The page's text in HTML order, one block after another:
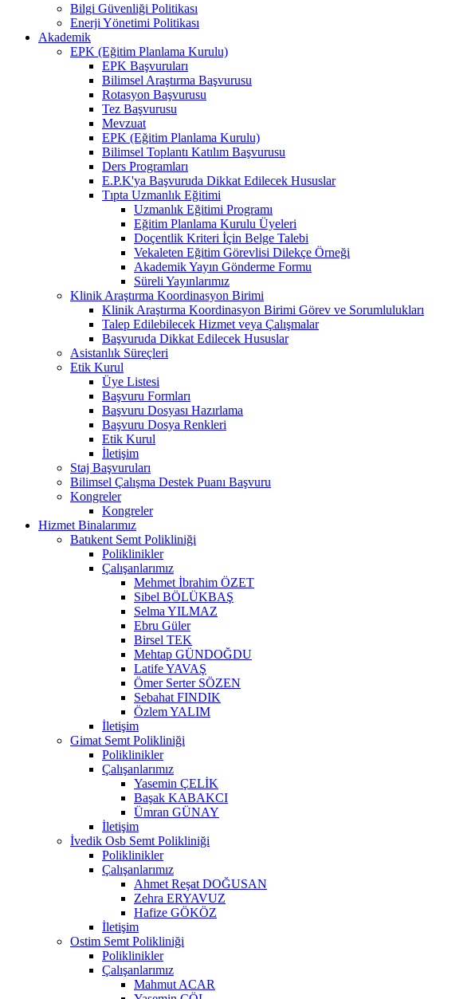
Bilgi Güvenliği Politikası
Enerji Yönetimi Politikası
Akademik
EPK (Eğitim Planlama Kurulu)
EPK Başvuruları
Bilimsel Araştırma Başvurusu
Rotasyon Başvurusu
Tez Başvurusu
Mevzuat
EPK (Eğitim Planlama Kurulu)
Bilimsel Toplantı Katılım Başvurusu
Ders Programları
E.P.K'ya Başvuruda Dikkat Edilecek Hususlar
Tıpta Uzmanlık Eğitimi
Uzmanlık Eğitimi Programı
Eğitim Planlama Kurulu Üyeleri
Doçentlik Kriteri İçin Belge Talebi
Vekaleten Eğitim Görevlisi Dilekçe Örneği
Akademik Yayın Gönderme Formu
Süreli Yayınlarımız
Klinik Araştırma Koordinasyon Birimi
Klinik Araştırma Koordinasyon Birimi Görev ve Sorumlulukları
Talep Edilebilecek Hizmet veya Çalışmalar
Başvuruda Dikkat Edilecek Hususlar
Asistanlık Süreçleri
Etik Kurul
Üye Listesi
Başvuru Formları
Başvuru Dosyası Hazırlama
Başvuru Dosya Renkleri
Etik Kurul
İletişim
Staj Başvuruları
Bilimsel Çalışma Destek Puanı Başvuru
Kongreler
Kongreler
Hizmet Binalarımız
Batıkent Semt Polikliniği
Poliklinikler
Çalışanlarımız
Mehmet İbrahim ÖZET
Sibel BÖLÜKBAŞ
Selma YILMAZ
Ebru Güler
Birsel TEK
Mehtap GÜNDOĞDU
Latife YAVAŞ
Ömer Serter SÖZEN
Sebahat FINDIK
Özlem YALIM
İletişim
Gimat Semt Polikliniği
Poliklinikler
Çalışanlarımız
Yasemin ÇELİK
Başak KABAKCI
Ümran GÜNAY
İletişim
İvedik Osb Semt Polikliniği
Poliklinikler
Çalışanlarımız
Ahmet Reşat DOĞUSAN
Zehra ERYAVUZ
Hafize GÖKÖZ
İletişim
Ostim Semt Polikliniği
Poliklinikler
Çalışanlarımız
Mahmut ACAR